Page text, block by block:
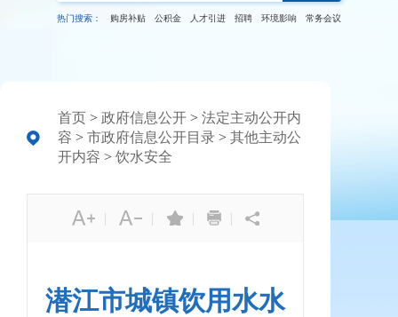
热门搜索： 购房补贴 公积金 人才引进 招聘 环境影响 常务会议
首页 > 政府信息公开 > 法定主动公开内
容 > 市政府信息公开目录 > 其他主动公
开内容 > 饮水安全
| | | |
潜江市城镇饮用水水